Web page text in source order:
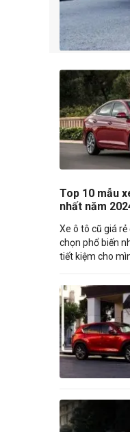
Top 10 mẫu
nhất năm
Xe ô tô cũ giá
chọn phổ biến
tiết kiệm cho
hôm nay,
Top 10 mẫu xe
ưa chuộng nhất
nhé